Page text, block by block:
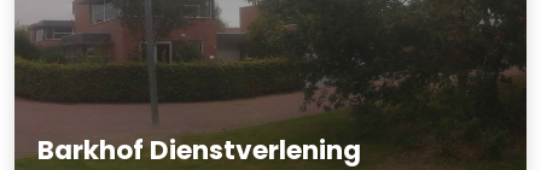
Barkhof Dienstverlening